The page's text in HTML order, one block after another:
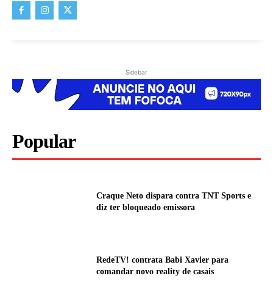
Sidebar
Popular
Craque Neto dispara contra TNT Sports e
diz ter bloqueado emissora
RedeTV! contrata Babi Xavier para
comandar novo reality de casais